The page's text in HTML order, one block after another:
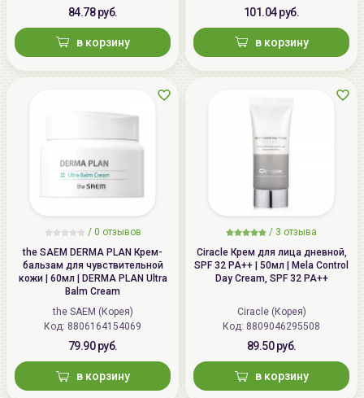
84.78 руб.
в корзину
101.04 руб.
в корзину
/ 0 отзывов
the SAEM DERMA PLAN Крем-
бальзам для чувствительной
кожи | 60мл | DERMA PLAN Ultra
Balm Cream
the SAEM (Корея)
Код: 8806164154069
79.90 руб.
в корзину
/ 3 отзыва
Ciracle Крем для лица дневной,
SPF 32 PA++ | 50мл | Mela Control
Day Cream, SPF 32 PA++
Ciracle (Корея)
Код: 8809046295508
89.50 руб.
в корзину